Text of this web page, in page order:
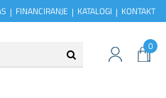
FINANCIRANJE KATALOGI KONTAKT
0